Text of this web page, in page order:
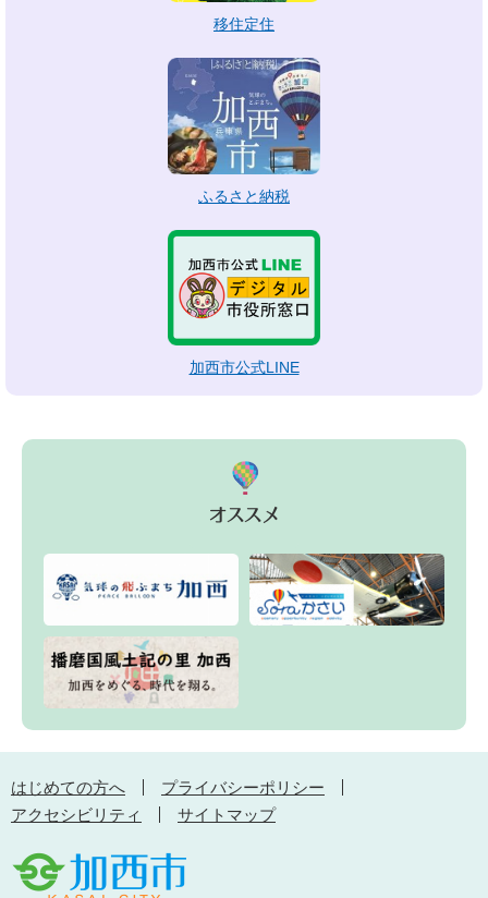
移住定住
ふるさと納税
加西市公式LINE
はじめての方へ
プライバシーポリシー
アクセシビリティ
サイトマップ